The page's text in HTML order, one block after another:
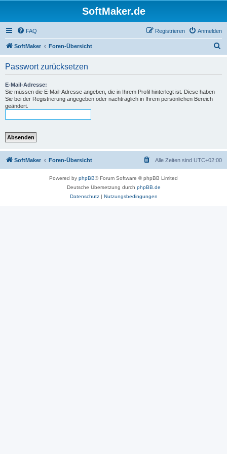
SoftMaker.de
FAQ Anmelden
Registrieren
SoftMaker Foren-Übersicht
Passwort zurücksetzen
E-Mail-Adresse:
Sie müssen die E-Mail-Adresse angeben, die in Ihrem Profil hinterlegt ist. Diese haben
Sie bei der Registrierung angegeben oder nachträglich in Ihrem persönlichen Bereich
geändert.
SoftMaker Foren-Übersicht Alle Zeiten sind UTC+02:00
Powered by phpBB® Forum Software © phpBB Limited
Deutsche Übersetzung durch phpBB.de
Datenschutz| Nutzungsbedingungen